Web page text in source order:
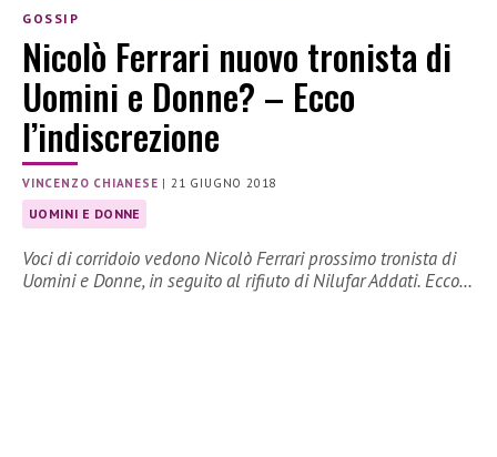
GOSSIP
Nicolò Ferrari nuovo tronista di
Uomini e Donne? – Ecco
l’indiscrezione
VINCENZO CHIANESE |21 GIUGNO 2018
UOMINI E DONNE
Voci di corridoio vedono Nicolò Ferrari prossimo tronista di
Uomini e Donne, in seguito al rifiuto di Nilufar Addati. Ecco…